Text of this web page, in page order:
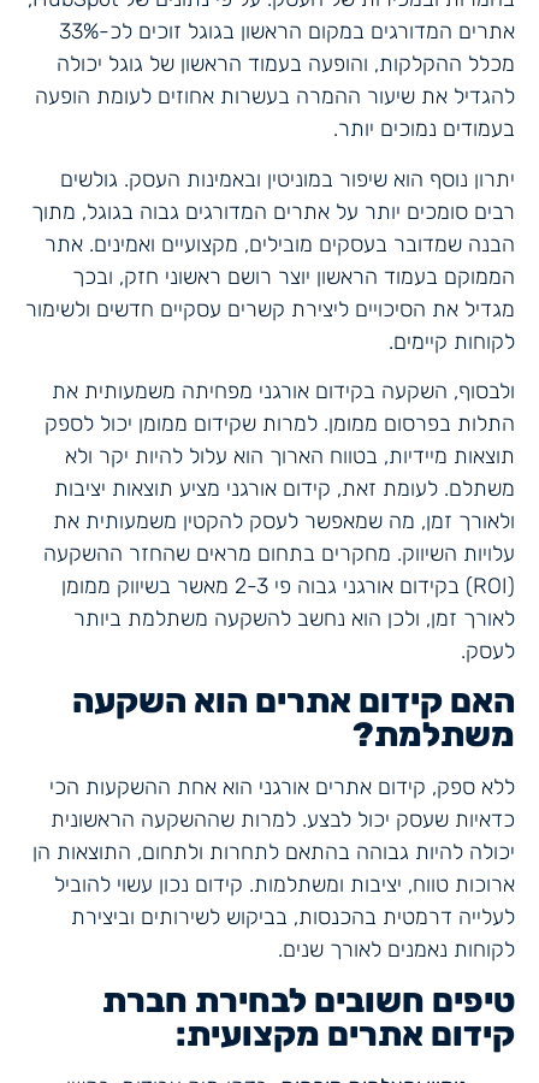
אתרים המדורגים במקום הראשון בגוגל זוכים לכ-33%
מכלל ההקלקות, והופעה בעמוד הראשון של גוגל יכולה
להגדיל את שיעור ההמרה בעשרות אחוזים לעומת הופעה
בעמודים נמוכים יותר.
יתרון נוסף הוא שיפור במוניטין ובאמינות העסק. גולשים
רבים סומכים יותר על אתרים המדורגים גבוה בגוגל, מתוך
הבנה שמדובר בעסקים מובילים, מקצועיים ואמינים. אתר
הממוקם בעמוד הראשון יוצר רושם ראשוני חזק, ובכך
מגדיל את הסיכויים ליצירת קשרים עסקיים חדשים ולשימור
לקוחות קיימים.
ולבסוף, השקעה בקידום אורגני מפחיתה משמעותית את
התלות בפרסום ממומן. למרות שקידום ממומן יכול לספק
תוצאות מיידיות, בטווח הארוך הוא עלול להיות יקר ולא
משתלם. לעומת זאת, קידום אורגני מציע תוצאות יציבות
ולאורך זמן, מה שמאפשר לעסק להקטין משמעותית את
עלויות השיווק. מחקרים בתחום מראים שהחזר ההשקעה
(ROI) בקידום אורגני גבוה פי 2-3 מאשר בשיווק ממומן
לאורך זמן, ולכן הוא נחשב להשקעה משתלמת ביותר
לעסק.
האם קידום אתרים הוא השקעה
משתלמת?
ללא ספק, קידום אתרים אורגני הוא אחת ההשקעות הכי
כדאיות שעסק יכול לבצע. למרות שההשקעה הראשונית
יכולה להיות גבוהה בהתאם לתחרות ולתחום, התוצאות הן
ארוכות טווח, יציבות ומשתלמות. קידום נכון עשוי להוביל
לעלייה דרמטית בהכנסות, בביקוש לשירותים וביצירת
לקוחות נאמנים לאורך שנים.
טיפים חשובים לבחירת חברת
קידום אתרים מקצועית: